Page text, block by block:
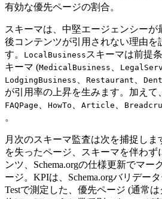
有効な優先ページの割合。
スキーマは、中堅エージェンシー
後コンテンツが引用されない理由を
す。
LocalBusiness スキーマは前提
キーマ (MedicalBusiness
LodgingBusiness Restaurant
が引用率の上昇を生みます。加えて
FAQPage HowTo Article
。
月次のスキーマ監査は次を捕捉しま
を失ったページ、スキーマを伴わず
ンツ、Schema.orgの仕様更新でマー
ージ。KPIは、Schema.orgバリデー
Testで測定した、優先ページ (通常